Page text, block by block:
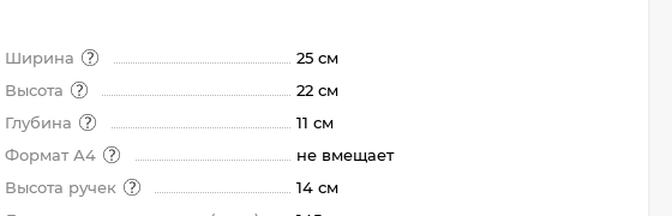
Ширина
25 см
Высота
22 см
Глубина
11 см
Формат А4
не вмещает
Высота ручек
14 см